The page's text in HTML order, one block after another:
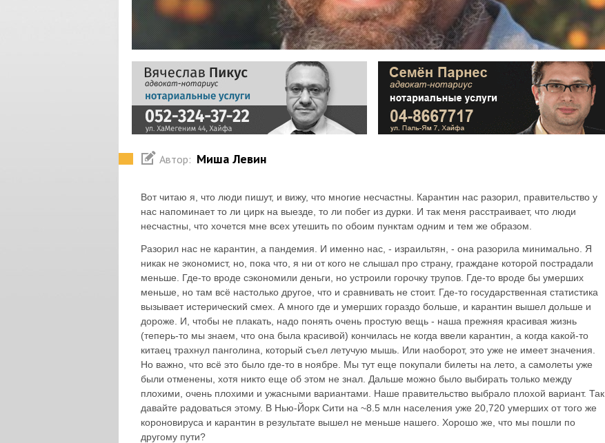
Автор: Миша Левин
Вот читаю я, что люди пишут, и вижу, что многие несчастны. Карантин нас разорил, правительство у
нас напоминает то ли цирк на выезде, то ли побег из дурки. И так меня расстраивает, что люди
несчастны, что хочется мне всех утешить по обоим пунктам одним и тем же образом.
Разорил нас не карантин, а пандемия. И именно нас, - израильтян, - она разорила минимально. Я
никак не экономист, но, пока что, я ни от кого не слышал про страну, граждане которой пострадали
меньше. Где-то вроде сэкономили деньги, но устроили горочку трупов. Где-то вроде бы умерших
меньше, но там всё настолько другое, что и сравнивать не стоит. Где-то государственная статистика
вызывает истерический смех. А много где и умерших гораздо больше, и карантин вышел дольше и
дороже. И, чтобы не плакать, надо понять очень простую вещь - наша прежняя красивая жизнь
(теперь-то мы знаем, что она была красивой) кончилась не когда ввели карантин, а когда какой-то
китаец трахнул панголина, который съел летучую мышь. Или наоборот, это уже не имеет значения.
Но важно, что всё это было где-то в ноябре. Мы тут еще покупали билеты на лето, а самолеты уже
были отменены, хотя никто еще об этом не знал. Дальше можно было выбирать только между
плохими, очень плохими и ужасными вариантами. Наше правительство выбрало плохой вариант. Так
давайте радоваться этому. В Нью-Йорк Сити на ~8.5 млн населения уже 20,720 умерших от того же
короновируса и карантин в результате вышел не меньше нашего. Хорошо же, что мы пошли по
другому пути?